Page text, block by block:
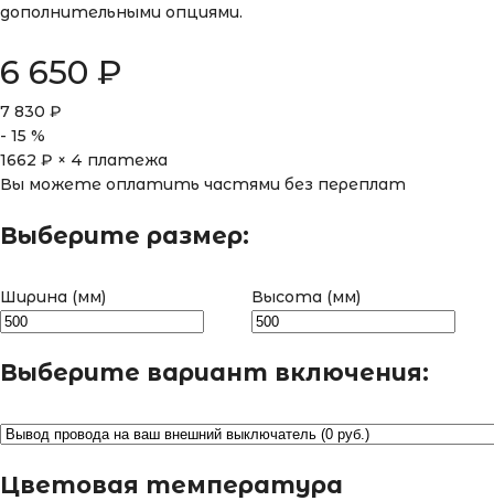
дополнительными опциями.
6 650 ₽
7 830 ₽
- 15 %
1662 ₽ × 4 платежа
Вы можете оплатить частями без переплат
Выберите размер:
Ширина (мм) Высота (мм)
Выберите вариант включения:
Цветовая температура